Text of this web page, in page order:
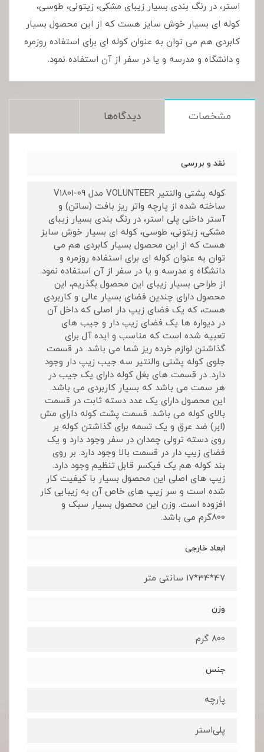
استر، در رنگ بندی بسیار زیبای مشکی، زیتونی، طوسی،
کوله ای بسیار خوش سایز هست که از این محصول بسیار
کابردی هم می توان به عنوان کوله ای برای استفاده روزمره
و دانشگاه و مدرسه و یا در سفر از آن استفاده نمود.
مشخصات دیدگاه‌ها
نقد و بررسی
کوله پشتی والنتیر VOLUNTEER مدل V1801-09
ساخته شده از پارچه واتر ریز بافت (ساتن) و
آستر داخلی پلی استر، در رنگ بندی بسیار زیبای
مشکی، زیتونی، طوسی، کوله ای بسیار خوش سایز
هست که از این محصول بسیار کابردی هم می
توان به عنوان کوله ای برای استفاده روزمره و
دانشگاه و مدرسه و یا در سفر از آن استفاده نمود.
از طراحی بسیار زیبای این محصول بگذریم، این
محصول دارای چندین فضای بسیار عالی و کاربردی
هست، که یک فضای زیپ دار اصلی که داخل آن
در دیواره ها یک فضای زیپ دار و جیب های
تعبیه شده است که مناسب و ایده آل برای
گذاشتن لوازم خرده ریز شما می باشد. در قسمت
جلوی کوله پشتی والنتیر سه جیب زیپ دار وجود
دارد. در قسمت های بغل کوله دارای یک جیب در
هر سمت می باشد که بسیار کاربردی می باشد.
این محصول دارای یک عدد دسته ثابت در قسمت
بالای کوله می باشد. قسمت پشت کوله دارای مش
(ابر) ضد عرق و یک تسمه برای گذاشتن کوله بر
روی دسته ترولی چمدان در سفر وجود دارد و یک
فضای زیپ دار در قسمت بالا وجود دارد. بر روی
بند کوله هم یک فیکسر قابل تنظیم وجود دارد.
زیپ های اصلی این محصول بسیار با کیفیت کار
شده است و سر زیپ های خاص آن به زیبایی کار
افزوده است. وزن این محصول بسیار سبک و
800گرم می باشد.
ابعاد خارجی
47*34*17 سانتی متر
وزن
800 گرم
جنس
پارچه
پلی‌استر